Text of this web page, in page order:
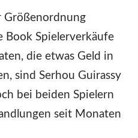
Größenordnung
Book Spielerverkäufe
die etwas Geld in
sind Serhou Guirassy
bei beiden Spielern
seit Monaten